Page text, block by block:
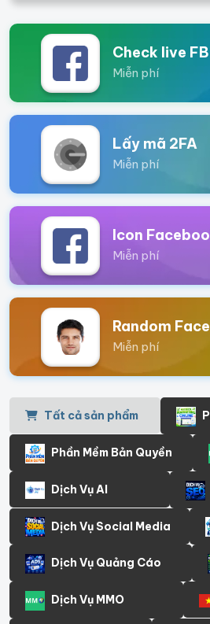
Check live FB
Miễn phí
Lấy mã 2FA
Miễn phí
Icon
Miễn phí
Random Face
Miễn phí
Tất cả sản phẩm
Phần Mềm Bản Quyền
Dịch Vụ AI
Dịch Vụ Social Media
Dịch Vụ Quảng Cáo
Dịch Vụ MMO